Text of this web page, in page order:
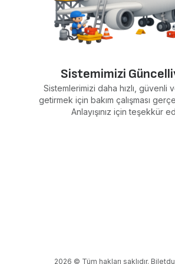
Sistemimizi
Sistemlerimizi daha hızlı, güvenli
getirmek için bakım çalışması
Anlayışınız için teşekkür
2026 © Tüm hakları saklıdır.